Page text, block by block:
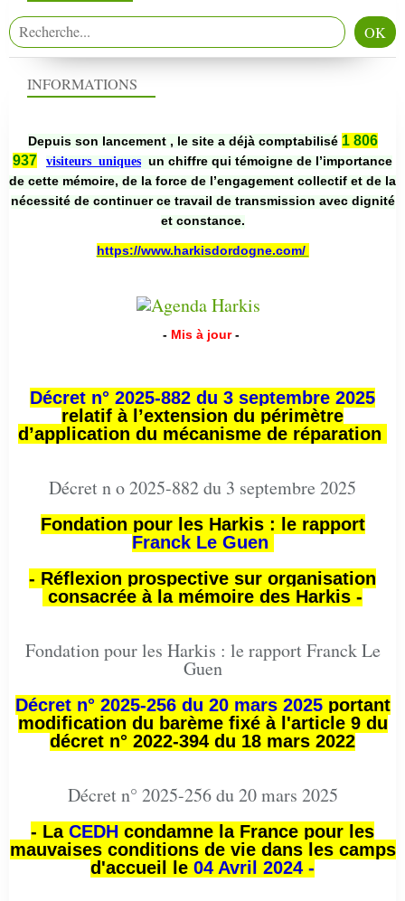
INFORMATIONS
Depuis son lancement , le site a déjà comptabilisé 1 806
937
visiteurs uniques un chiffre qui témoigne de l’importance
de cette mémoire, de la force de l’engagement collectif et de la
nécessité de continuer ce travail de transmission avec dignité
et constance.
https://www.harkisdordogne.com/
- Mis à jour -
Décret n° 2025-882 du 3 septembre 2025
relatif à l’extension du périmètre
d’application du mécanisme de réparation
Décret n o 2025-882 du 3 septembre 2025
Fondation pour les Harkis : le rapport
Franck Le Guen
- Réflexion prospective sur organisation
consacrée à la mémoire des Harkis -
Fondation pour les Harkis : le rapport Franck Le
Guen
Décret n° 2025-256 du 20 mars 2025portant
modification du barème fixé à l'article 9 du
décret n° 2022-394 du 18 mars 2022
Décret n° 2025-256 du 20 mars 2025
- La CEDH condamne la France pour les
mauvaises conditions de vie dans les camps
d'accueil le 04 Avril 2024 -